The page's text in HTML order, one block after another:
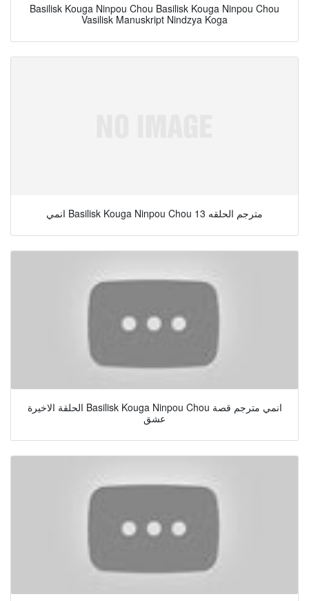
Basilisk Kouga Ninpou Chou Basilisk Kouga Ninpou Chou
Vasilisk Manuskript Nindzya Koga
انمي Basilisk Kouga Ninpou Chou مترجم الحلقه 13
الحلقة الاخيرة Basilisk Kouga Ninpou Chou انمي مترجم قصة
عشق